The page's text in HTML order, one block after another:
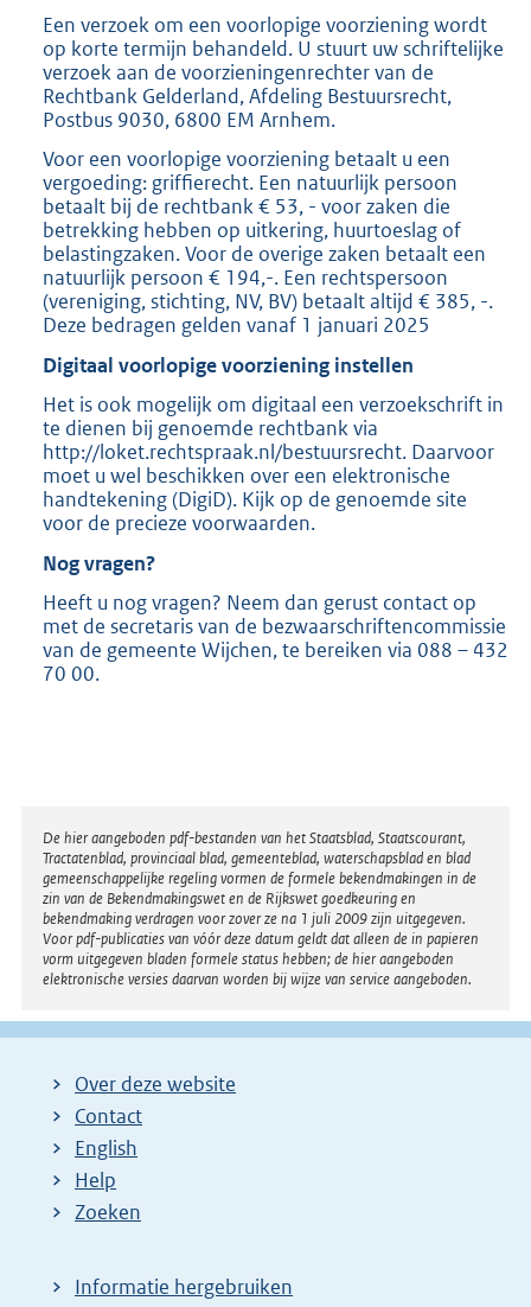
Een verzoek om een voorlopige voorziening wordt
op korte termijn behandeld. U stuurt uw schriftelijke
verzoek aan de voorzieningenrechter van de
Rechtbank Gelderland, Afdeling Bestuursrecht,
Postbus 9030, 6800 EM Arnhem.
Voor een voorlopige voorziening betaalt u een
vergoeding: griffierecht. Een natuurlijk persoon
betaalt bij de rechtbank € 53, - voor zaken die
betrekking hebben op uitkering, huurtoeslag of
belastingzaken. Voor de overige zaken betaalt een
natuurlijk persoon € 194,-. Een rechtspersoon
(vereniging, stichting, NV, BV) betaalt altijd € 385, -.
Deze bedragen gelden vanaf 1 januari 2025
Digitaal voorlopige voorziening instellen
Het is ook mogelijk om digitaal een verzoekschrift in
te dienen bij genoemde rechtbank via
http://loket.rechtspraak.nl/bestuursrecht. Daarvoor
moet u wel beschikken over een elektronische
handtekening (DigiD). Kijk op de genoemde site
voor de precieze voorwaarden.
Nog vragen?
Heeft u nog vragen? Neem dan gerust contact op
met de secretaris van de bezwaarschriftencommissie
van de gemeente Wijchen, te bereiken via 088 – 432
70 00.
Disclaimer
De hier aangeboden pdf-bestanden van het Staatsblad, Staatscourant,
Tractatenblad, provinciaal blad, gemeenteblad, waterschapsblad en blad
gemeenschappelijke regeling vormen de formele bekendmakingen in de
zin van de Bekendmakingswet en de Rijkswet goedkeuring en
bekendmaking verdragen voor zover ze na 1 juli 2009 zijn uitgegeven.
Voor pdf-publicaties van vóór deze datum geldt dat alleen de in papieren
vorm uitgegeven bladen formele status hebben; de hier aangeboden
elektronische versies daarvan worden bij wijze van service aangeboden.
Over deze website
Contact
English
Help
Zoeken
Informatie hergebruiken